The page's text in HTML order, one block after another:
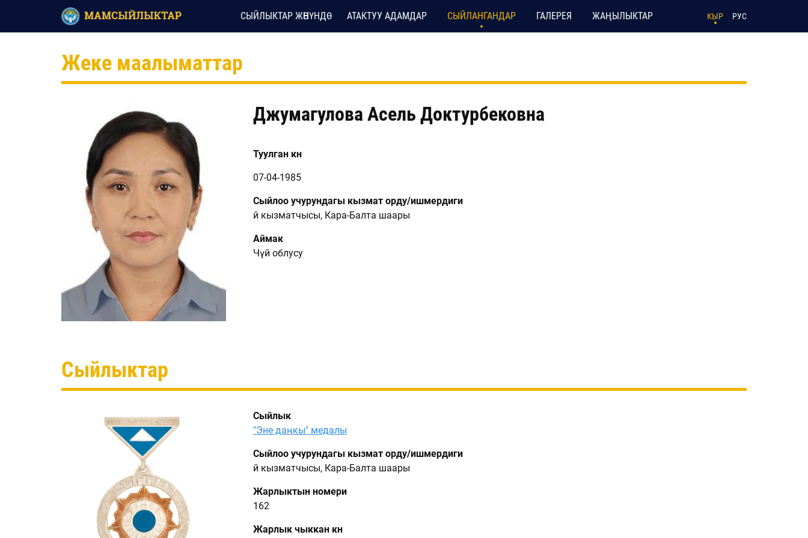
СЫЙЛЫКТАР ЖӨНҮНДӨ АТАКТУУ АДАМДАР СЫЙЛАНГАНДАР ГАЛЕРЕЯ ЖАҢЫЛЫКТАР КЫР РУС
Жеке маалыматтар
Джумагулова Асель Доктурбековна
Туулган күнү
07-04-1985
Сыйлоо учурундагы кызмат орду/ишмердиги
Үй кызматчысы, Кара-Балта шаары
Аймак
Чүй облусу
Сыйлыктар
Сыйлык
"Эне даңкы" медалы
Сыйлоо учурундагы кызмат орду/ишмердиги
Үй кызматчысы, Кара-Балта шаары
Жарлыктын номери
162
Жарлык чыккан күнү